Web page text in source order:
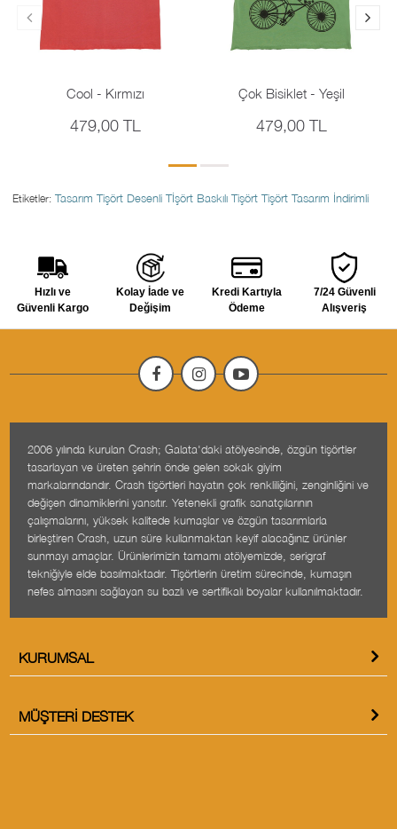
Cool - Kırmızı
479,00 TL
Çok Bisiklet - Yeşil
479,00 TL
Etiketler: Tasarım Tişört Desenli Tİşört Baskılı Tişört Tişört Tasarım İndirimli
Hızlı ve
Güvenli Kargo
Kolay İade ve
Değişim
Kredi Kartıyla
Ödeme
7/24 Güvenli
Alışveriş
2006 yılında kurulan Crash; Galata'daki atölyesinde, özgün tişörtler
tasarlayan ve üreten şehrin önde gelen sokak giyim
markalarındandır. Crash tişörtleri hayatın çok renkliliğini, zenginliğini ve
değişen dinamiklerini yansıtır. Yetenekli grafik sanatçılarının
çalışmalarını, yüksek kalitede kumaşlar ve özgün tasarımlarla
birleştiren Crash, uzun süre kullanmaktan keyif alacağınız ürünler
sunmayı amaçlar. Ürünlerimizin tamamı atölyemizde, serigraf
tekniğiyle elde basılmaktadır. Tişörtlerin üretim sürecinde, kumaşın
nefes almasını sağlayan su bazlı ve sertifikalı boyalar kullanılmaktadır.
KURUMSAL
MÜŞTERI DESTEK